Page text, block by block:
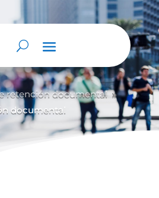
retención documental 9
documental